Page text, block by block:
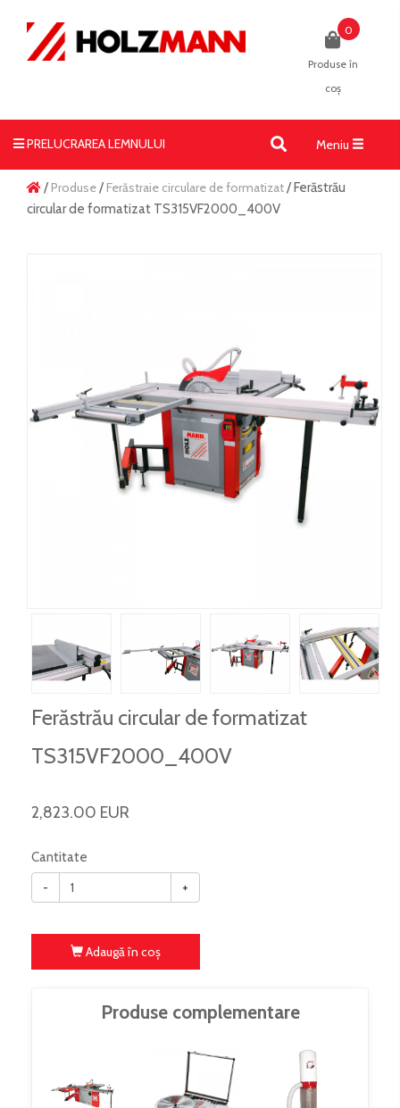
0
Produse în
coș
PRELUCRAREA LEMNULUI Meniu Toggle
/ Produse/ Ferăstraie circulare de formatizat/ Ferăstrău
circular de formatizat TS315VF2000_400V
Ferăstrău circular de formatizat
TS315VF2000_400V
2,823.00 EUR
Cantitate
-
+
Adaugă în coş
Produse complementare